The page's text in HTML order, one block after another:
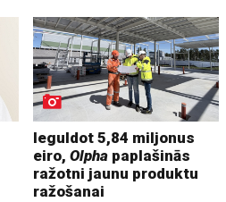
Ieguldot 5,84 miljonus
eiro,Olpha paplašinās
ražotni jaunu produktu
ražošanai